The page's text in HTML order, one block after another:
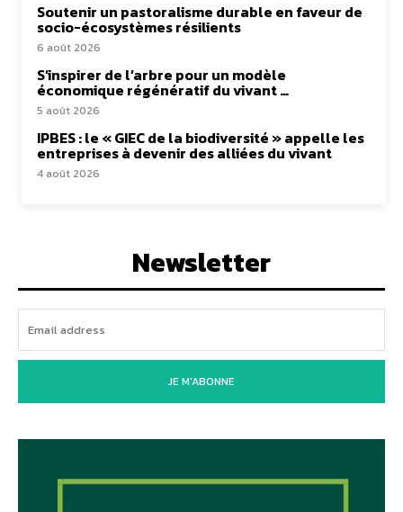
Soutenir un pastoralisme durable en faveur de
socio-écosystèmes résilients
6 août 2026
S’inspirer de l’arbre pour un modèle
économique régénératif du vivant …
5 août 2026
IPBES : le « GIEC de la biodiversité » appelle les
entreprises à devenir des alliées du vivant
4 août 2026
Newsletter
JE M'ABONNE